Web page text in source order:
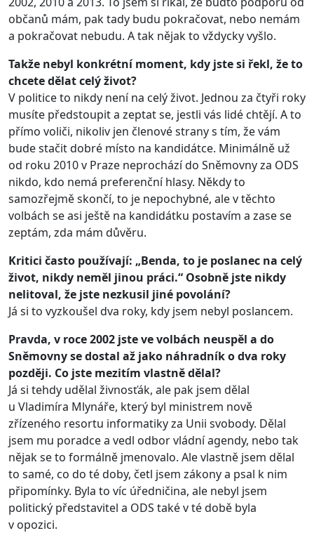
občanů mám, pak tady budu pokračovat, nebo nemám
a pokračovat nebudu. A tak nějak to vždycky vyšlo.
Takže nebyl konkrétní moment, kdy jste si řekl, že to
chcete dělat celý život?
V politice to nikdy není na celý život. Jednou za čtyři roky
musíte předstoupit a zeptat se, jestli vás lidé chtějí. A to
přímo voliči, nikoliv jen členové strany s tím, že vám
bude stačit dobré místo na kandidátce. Minimálně už
od roku 2010 v Praze neprochází do Sněmovny za ODS
nikdo, kdo nemá preferenční hlasy. Někdy to
samozřejmě skončí, to je nepochybné, ale v těchto
volbách se asi ještě na kandidátku postavím a zase se
zeptám, zda mám důvěru.
Kritici často používají: „Benda, to je poslanec na celý
život, nikdy neměl jinou práci.“ Osobně jste nikdy
nelitoval, že jste nezkusil jiné povolání?
Já si to vyzkoušel dva roky, kdy jsem nebyl poslancem.
Pravda, v roce 2002 jste ve volbách neuspěl a do
Sněmovny se dostal až jako náhradník o dva roky
později. Co jste mezitím vlastně dělal?
Já si tehdy udělal živnosťák, ale pak jsem dělal
u Vladimíra Mlynáře, který byl ministrem nově
zřízeného resortu informatiky za Unii svobody. Dělal
jsem mu poradce a vedl odbor vládní agendy, nebo tak
nějak se to formálně jmenovalo. Ale vlastně jsem dělal
to samé, co do té doby, četl jsem zákony a psal k nim
připomínky. Byla to víc úředničina, ale nebyl jsem
politický představitel a ODS také v té době byla
v opozici.